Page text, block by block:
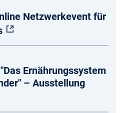
Netzwerkevent für
Ernährungssystem
– Ausstellung